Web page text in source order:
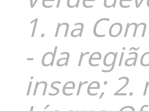
1. na
- da
insere; 2.